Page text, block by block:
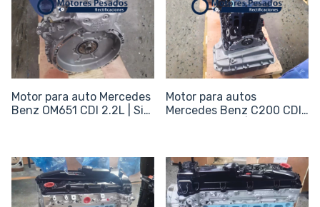
Motor para auto Mercedes
Benz OM651 CDI 2.2L | Sin
Motor para autos
Mercedes Benz C200 CDI